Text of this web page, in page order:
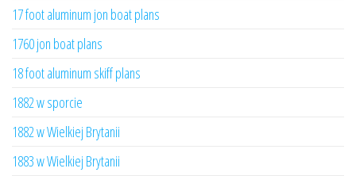
17 foot aluminum jon boat plans
1760 jon boat plans
18 foot aluminum skiff plans
1882 w sporcie
1882 w Wielkiej Brytanii
1883 w Wielkiej Brytanii